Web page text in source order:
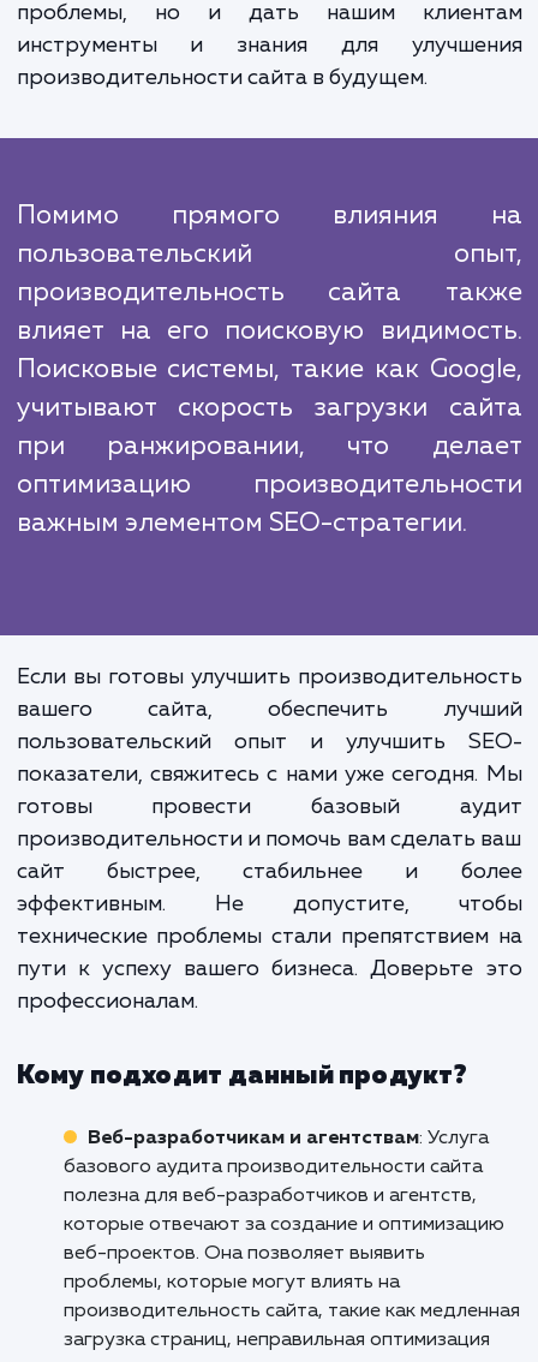
предоставляем вам полный
проделанной работе, в котором
описываются выявленные
На нашем рынке есть множество
предлагающих аналогичные услуги.
гордимся нашим опытом и
что позволяет нам выполнять работы
уровня качества. В каждом
стремимся не просто решить
производительности сайта в будущем.
пользовательский
производительность сайта
влияет на его поисковую
Поисковые системы, такие как
учитывают скорость загрузки
при ранжировании, что
оптимизацию
важным элементом SEO-стратегии.
Если вы готовы улучшить
вашего сайта, обеспечить
пользовательский опыт и улучшить
показатели, свяжитесь с нами уже
готовы провести базовый
производительности и помочь вам сделать